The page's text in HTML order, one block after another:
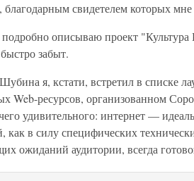
свидетелем которых мне
описываю проект
забыт.
я, кстати, встретил в списке
Web-ресурсов, организованном
удивительного: интернет —
как в силу специфических
ожиданий аудитории, всегда